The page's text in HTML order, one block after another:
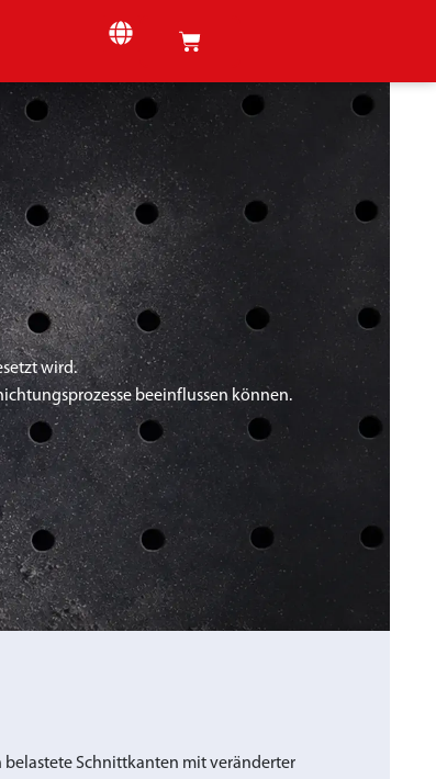
wird.
beeinflussen können.
belastete Schnittkanten mit veränderter